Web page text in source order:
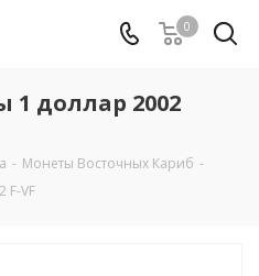
0
1 доллар 2002
- Монеты Восточных Кариб -
F-VF